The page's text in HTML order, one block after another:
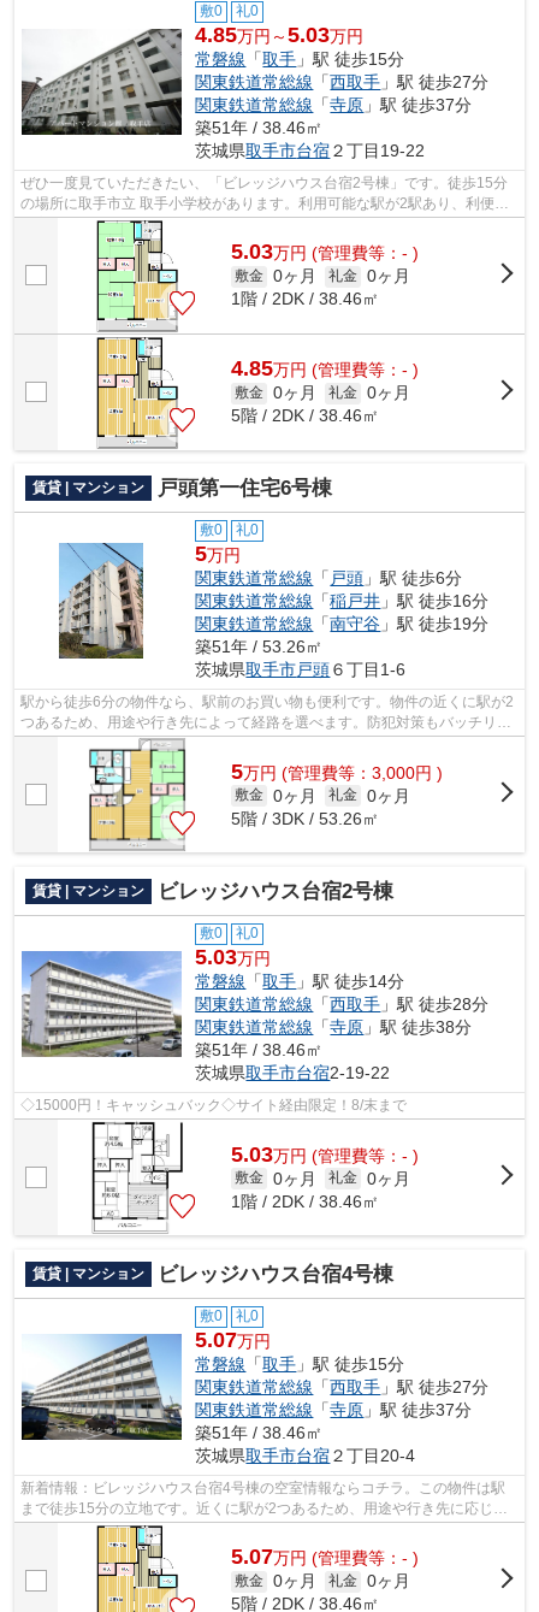
敷0 礼0
4.85万円～5.03万円
常磐線 「取手 」駅 徒歩15分
関東鉄道常総線 「西取手 」駅 徒歩27分
関東鉄道常総線 「寺原 」駅 徒歩37分
築51年 / 38.46㎡
茨城県取手市台宿２丁目19-22
ぜひ一度見ていただきたい、「ビレッジハウス台宿2号棟」です。徒歩15分
の場所に取手市立 取手小学校があります。利用可能な駅が2駅あり、利便性
の高い物件です。始発駅に近いので、朝...
5.03万円 (管理費等：- )
敷金 0ヶ月 礼金 0ヶ月
1階 / 2DK / 38.46㎡
4.85万円 (管理費等：- )
敷金 0ヶ月 礼金 0ヶ月
5階 / 2DK / 38.46㎡
賃貸 | マンション 戸頭第一住宅6号棟
敷0 礼0
5万円
関東鉄道常総線 「 戸頭 」駅 徒歩6分
関東鉄道常総線 「稲戸井 」駅 徒歩16分
関東鉄道常総線 「南守谷 」駅 徒歩19分
築51年 / 53.26㎡
茨城県取手市戸頭６丁目1-6
駅から徒歩6分の物件なら、駅前のお買い物も便利です。物件の近くに駅が2
つあるため、用途や行き先によって経路を選べます。防犯対策もバッチリな
マンションタイプの物件です。関東鉄...
5万円 (管理費等：3,000円 )
敷金 0ヶ月 礼金 0ヶ月
5階 / 3DK / 53.26㎡
賃貸 | マンション ビレッジハウス台宿2号棟
敷0 礼0
5.03万円
常磐線 「取手 」駅 徒歩14分
関東鉄道常総線 「西取手 」駅 徒歩28分
関東鉄道常総線 「寺原 」駅 徒歩38分
築51年 / 38.46㎡
茨城県取手市台宿2-19-22
◇15000円！キャッシュバック◇サイト経由限定！8/末まで
5.03万円 (管理費等：- )
敷金 0ヶ月 礼金 0ヶ月
1階 / 2DK / 38.46㎡
賃貸 | マンション ビレッジハウス台宿4号棟
敷0 礼0
5.07万円
常磐線 「取手 」駅 徒歩15分
関東鉄道常総線 「西取手 」駅 徒歩27分
関東鉄道常総線 「寺原 」駅 徒歩37分
築51年 / 38.46㎡
茨城県取手市台宿２丁目20-4
新着情報：ビレッジハウス台宿4号棟の空室情報ならコチラ。この物件は駅
まで徒歩15分の立地です。近くに駅が2つあるため、用途や行き先に応じて
駅を選べる物件です。こちらの物件はマ...
5.07万円 (管理費等：- )
敷金 0ヶ月 礼金 0ヶ月
5階 / 2DK / 38.46㎡